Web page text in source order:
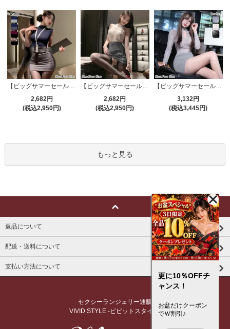
【ビッグサマーセール対象品】セクシーコスプレ(SEXYCOSPLAY) 4421
2,682円
(税込2,950円)
【ビッグサマーセール対象品】セクシーコスプレ(SEXYCOSPLAY) 4191
2,682円
(税込2,950円)
【ビッグサマーセール対象品】セクシーコスプレ(SEXYCOSPLAY) 4173
3,132円
(税込3,445円)
もっと見る
返品について
配送・送料について
支払い方法について
セクシーランジェリー通販
VIVID STYLE -ビビットスタイル-
更に10％OFFチ
ャンス！
お盆だけクーポン
でＷ割引♪